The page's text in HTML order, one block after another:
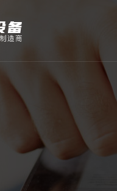
备
造商